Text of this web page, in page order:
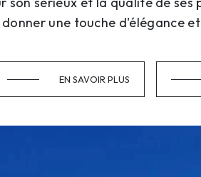
une touche d'élégance
EN SAVOIR PLUS